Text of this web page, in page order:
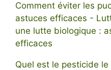
Comment éviter les
astuces efficaces -
une lutte biologique :
efficaces
Quel est le pesticide